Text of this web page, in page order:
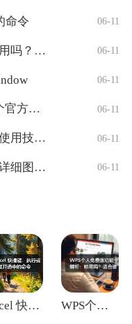
命令 06-11
WPS个人免费版功能全解析：够用吗？适合 06-11
06-11
WPS会员免费领取终极攻略：8个官方认证 06-11
WPS字体库免费下载教程：一键使用技巧与 06-11
WPS删除多余空白页怎么删？超详细图文教 06-11
Excel 快捷键：执行或展开选中的命令 WPS个人免费版功能全解析：够用吗？适合